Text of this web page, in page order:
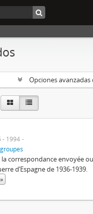
Opciones
- 1994
la correspondance
d’Espagne de 1936-1939.
»